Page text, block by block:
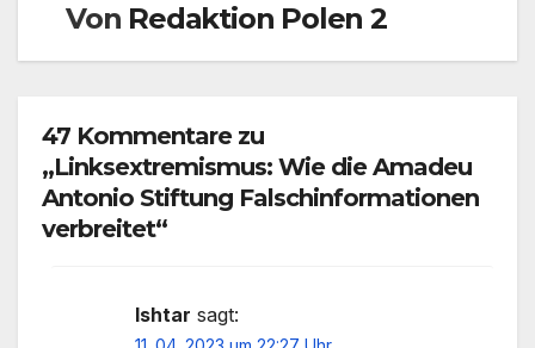
Von Redaktion Polen 2
47 Kommentare zu
„Linksextremismus: Wie die Amadeu
Antonio Stiftung Falschinformationen
verbreitet“
Ishtar sagt: